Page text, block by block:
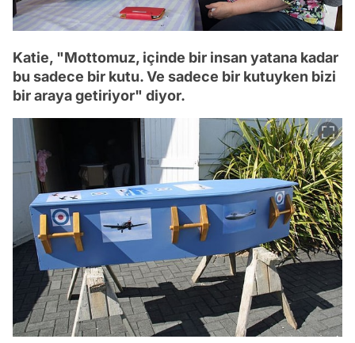
Katie, "Mottomuz, içinde bir insan yatana kadar
bu sadece bir kutu. Ve sadece bir kutuyken bizi
bir araya getiriyor" diyor.